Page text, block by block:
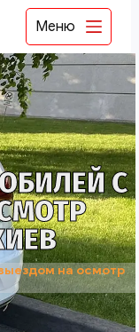
Меню
С
на осмотр